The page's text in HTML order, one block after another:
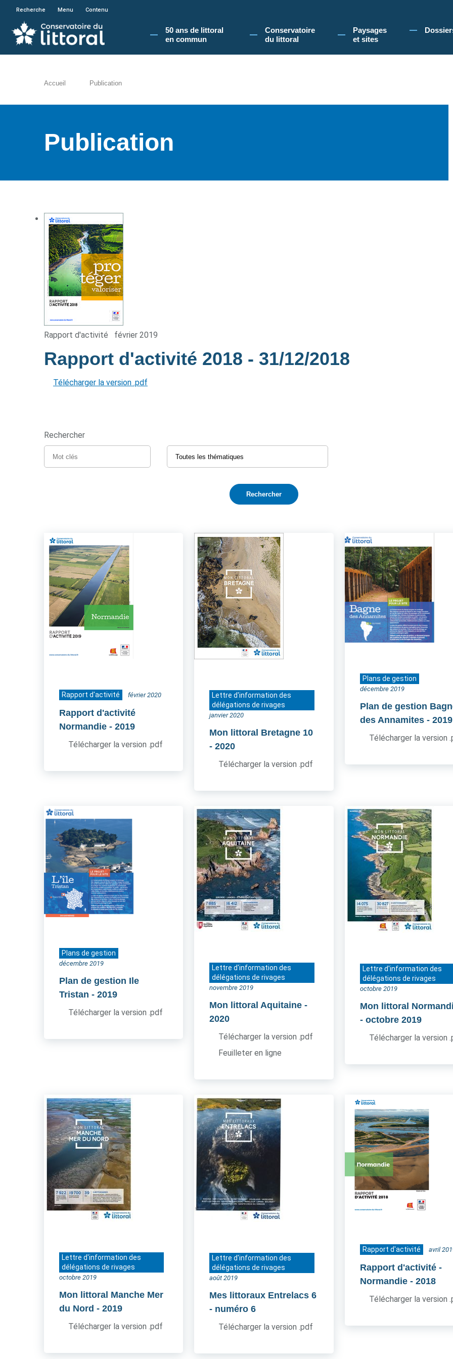
En poursuivant votre navigation sur le site du Conservatoire du littoral, vous acceptez l'utilisation de cookies pour vous
Recherche Menu Contenu
50 ans de littoral
en commun​
Conservatoire
du littoral
Paysages
et sites
Accueil Publication
Publication
Rapport d'activité février 2019
Rapport d'activité 2018 - 31/12/2018
Télécharger la version .pdf
Rechercher
Rapport d'activité février 2020
Rapport d'activité
Normandie - 2019
Télécharger la version .pdf
Lettre d'information des
délégations de rivages
janvier 2020
Mon littoral Bretagne 10
- 2020
Télécharger la version .pdf
Plans de gestion
décembre 2019
Plan de gestion
des Annamites - 2019
Télécharger la version
Plans de gestion
décembre 2019
Plan de gestion Ile
Tristan - 2019
Télécharger la version .pdf
Lettre d'information des
délégations de rivages
novembre 2019
Mon littoral Aquitaine -
2020
Télécharger la version .pdf
Feuilleter en ligne
Lettre d'information des
délégations de rivages
octobre 2019
Mon littoral
- octobre 2019
Télécharger la version
Lettre d'information des
délégations de rivages
octobre 2019
Mon littoral Manche Mer
du Nord - 2019
Télécharger la version .pdf
Lettre d'information des
délégations de rivages
août 2019
Mes littoraux Entrelacs 6
- numéro 6
Télécharger la version .pdf
Rapport d'activité avril
Rapport d'activité -
Normandie - 2018
Télécharger la version